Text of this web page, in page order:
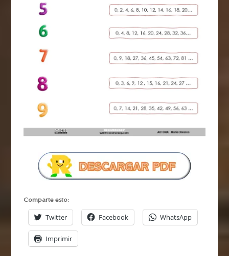
Comparte esto:
Twitter Facebook WhatsApp
Imprimir